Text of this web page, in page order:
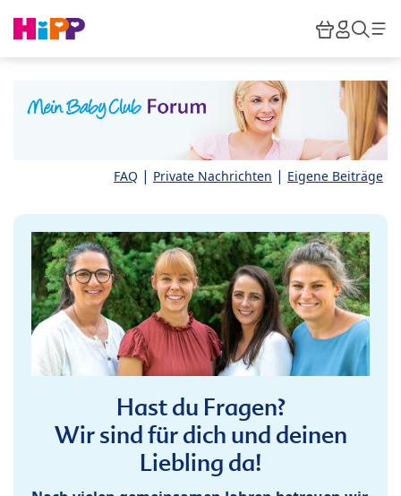
HiPP
FAQ | Private Nachrichten | Eigene Beiträge
Hast du Fragen?
Wir sind für dich und deinen
Liebling da!